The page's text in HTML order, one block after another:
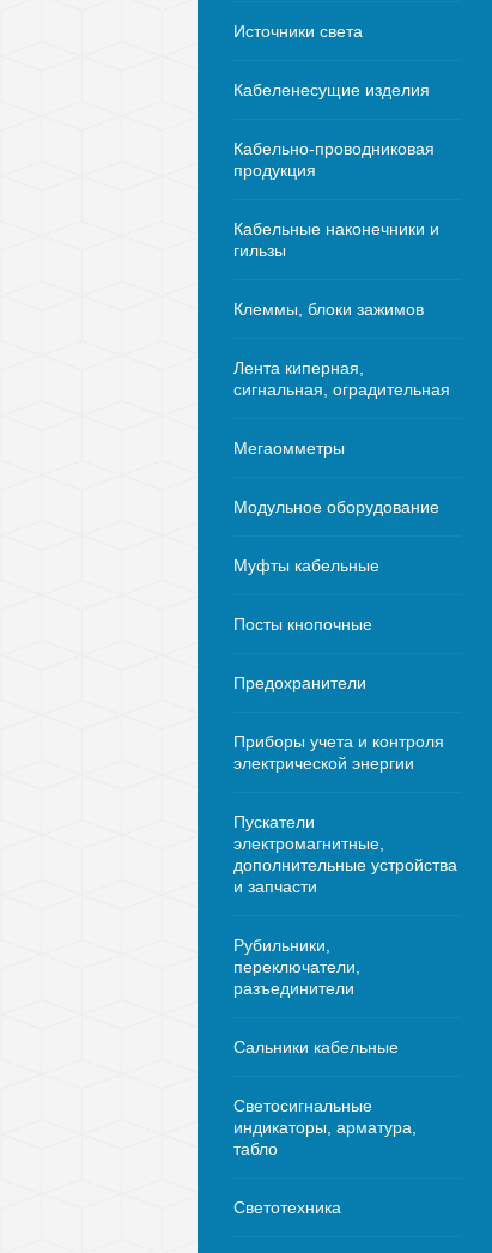
Источники света
Кабеленесущие изделия
Кабельно-проводниковая
продукция
Кабельные наконечники и
гильзы
Клеммы, блоки зажимов
Лента киперная,
сигнальная, оградительная
Мегаомметры
Модульное оборудование
Муфты кабельные
Посты кнопочные
Предохранители
Приборы учета и контроля
электрической энергии
Пускатели
электромагнитные,
дополнительные устройства
и запчасти
Рубильники,
переключатели,
разъединители
Сальники кабельные
Светосигнальные
индикаторы, арматура,
табло
Светотехника